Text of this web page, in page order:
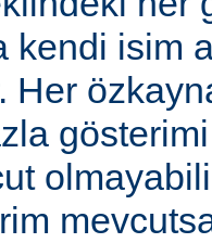
kendi isim
Her